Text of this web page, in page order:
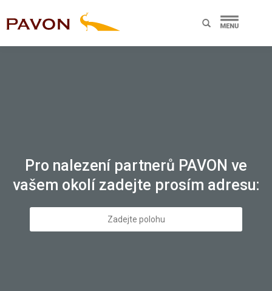
Pro nalezení partnerů PAVON ve
vašem okolí zadejte prosím adresu: